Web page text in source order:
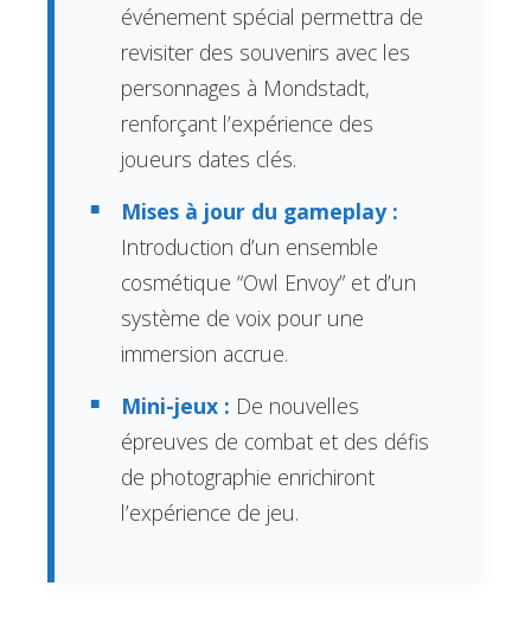
événement spécial permettra de
revisiter des souvenirs avec les
personnages à Mondstadt,
renforçant l’expérience des
joueurs dates clés.
Mises à jour du gameplay :
Introduction d’un ensemble
cosmétique “Owl Envoy” et d’un
système de voix pour une
immersion accrue.
Mini-jeux : De nouvelles
épreuves de combat et des défis
de photographie enrichiront
l’expérience de jeu.